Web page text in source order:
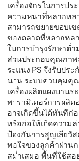
เครื่องจักรในการป
ความหนาที่หลากหล
สามารถขยายขอบเ
ของตลาดที่หลากหล
ในการบำรุงรักษาต่ำ
ส่วนประกอบคุณภาพ
ระแนง PS จึงรับประ
นาน ระบบควบคุมคุ
เครื่องผลิตแผงบานร
พารามิเตอร์การผลิ
อาจเกิดขึ้นได้ทันที
หรือก่อให้เกิดความ
ป้องกันการสูญเสียวั
พอใจของลูกค้าผ่าน
สม่ำเสมอ พื้นที่ใช้สอ